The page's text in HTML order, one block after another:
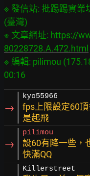
※ 發信站: 批踢踢實業
(臺灣)
※ 文章網址: https://
80228728.A.472.html
※ 編輯: pilimou
→
kyo55966
fps上限設定60
是起飛
→
pilimou
設60有降一些，
快滿QQ
Killerstreet